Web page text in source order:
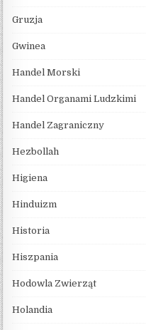
Gruzja
Gwinea
Handel Morski
Handel Organami Ludzkimi
Handel Zagraniczny
Hezbollah
Higiena
Hinduizm
Historia
Hiszpania
Hodowla Zwierząt
Holandia